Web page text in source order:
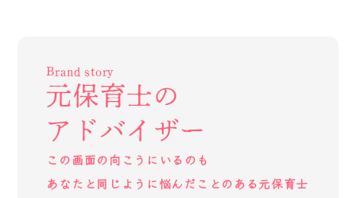
Brand story
元保育士の
アドバイザー
この画面の向こうにいるのも
あなたと同じように悩んだことのある元保育士